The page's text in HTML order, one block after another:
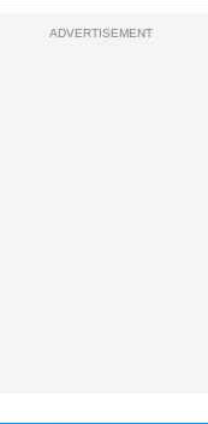
ADVERTISEMENT